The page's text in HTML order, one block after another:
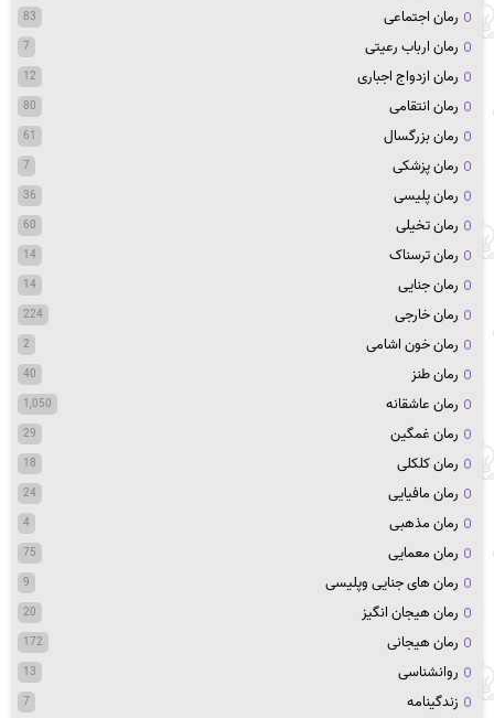
رمان اجتماعی 83
رمان ارباب رعیتی 7
رمان ازدواج اجباری 12
رمان انتقامی 80
رمان بزرگسال 61
رمان پزشکی 7
رمان پلیسی 36
رمان تخیلی 60
رمان ترسناک 14
رمان جنایی 14
رمان خارجی 224
رمان خون اشامی 2
رمان طنز 40
رمان عاشقانه 1,050
رمان غمگین 29
رمان کلکلی 18
رمان مافیایی 24
رمان مذهبی 4
رمان معمایی 75
رمان های جنایی وپلیسی 9
رمان هیجان انگیز 20
رمان هیجانی 172
روانشناسی 13
زندگینامه 7